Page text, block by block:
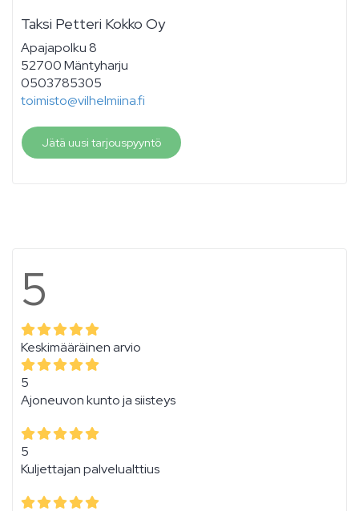
Taksi Petteri Kokko Oy
Apajapolku 8
52700 Mäntyharju
0503785305
toimisto@vilhelmiina.fi
Jätä uusi tarjouspyyntö
5
Keskimääräinen arvio
5
Ajoneuvon kunto ja siisteys
5
Kuljettajan palvelualttius